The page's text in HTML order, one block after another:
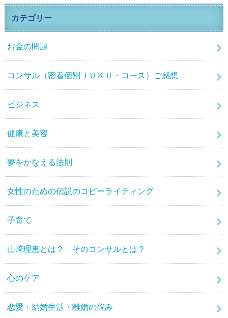
カテゴリー
お金の問題
コンサル（密着個別ＪＵＫＵ・コース）ご感想
ビジネス
健康と美容
夢をかなえる法則
女性のための伝説のコピーライティング
子育て
山﨑理恵とは？ そのコンサルとは？
心のケア
恋愛・結婚生活・離婚の悩み